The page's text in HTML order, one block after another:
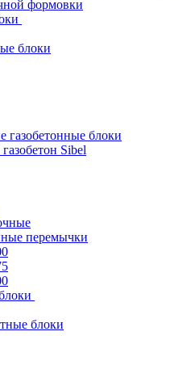
формовки
блоки
газобетонные блоки
Sibel
перемычки
блоки